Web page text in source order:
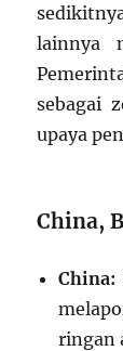
lainnya
sebagai
upaya
China,
China:
ringan